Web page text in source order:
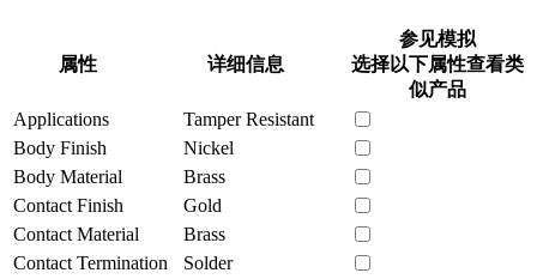
属性 详细信息
参见模拟
选择以下属性查看类
似产品
Applications
Tamper Resistant
Body Finish
Nickel
Body Material
Brass
Contact Finish
Gold
Contact Material
Brass
Contact Termination
Solder